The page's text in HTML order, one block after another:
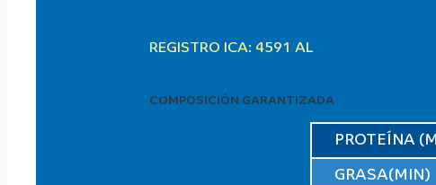
REGISTRO ICA: 4591 AL
COMPOSICIÓN GARANTIZADA
PROTEÍNA
GRASA(MIN)